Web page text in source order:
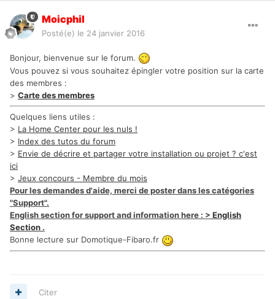
Moicphil
Posté(e) le 24 janvier 2016
Bonjour, bienvenue sur le forum.
Vous pouvez si vous souhaitez épingler votre position sur la carte
des membres :
> Carte des membres
Quelques liens utiles :
> La Home Center pour les nuls !
> Index des tutos du forum
> Envie de décrire et partager votre installation ou projet ? c'est
ici
> Jeux concours - Membre du mois
Pour les demandes d'aide, merci de poster dans les catégories
"Support".
English section for support and information here : > English
Section .
Bonne lecture sur Domotique-Fibaro.fr
Citer